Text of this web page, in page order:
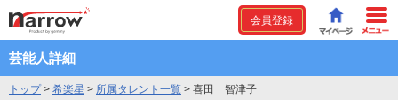
会員登録
芸能人詳細
トップ> 希楽星 > 所属タレント一覧 > 喜田 智津子